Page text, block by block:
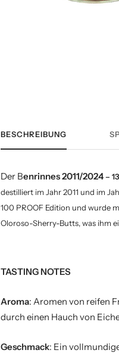
BESCHREIBUNG
Der Benrinnes 2011/2024–
destilliert im Jahr 2011 und im
100 PROOF Edition und wurde
Oloroso-Sherry-Butts, was ihm
TASTING NOTES
Aroma: Aromen von reifen
durch einen Hauch von
Geschmack: Ein